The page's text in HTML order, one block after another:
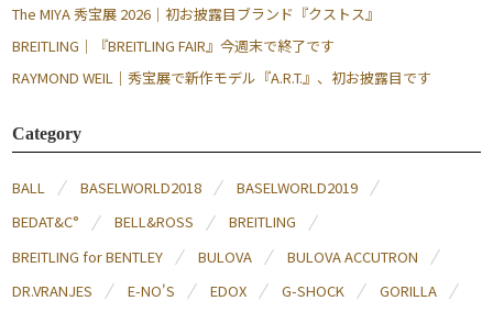
The MIYA 秀宝展 2026｜初お披露目ブランド『クストス』
BREITLING｜『BREITLING FAIR』今週末で終了です
RAYMOND WEIL｜秀宝展で新作モデル『A.R.T.』、初お披露目です
Category
BALL BASELWORLD2018
BASELWORLD2019
BEDAT&C°
BELL&ROSS
BREITLING
BREITLING for BENTLEY
BULOVA
BULOVA ACCUTRON
DR.VRANJES
E-NO'S EDOX G-SHOCK
GORILLA